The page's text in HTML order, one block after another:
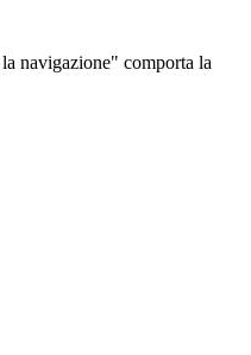
navigazione" comporta la